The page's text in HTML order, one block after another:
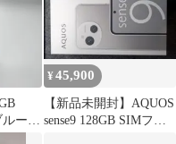
ルー
¥45,900
【新品未開封】AQUOS
sense9 128GB SIMフリ